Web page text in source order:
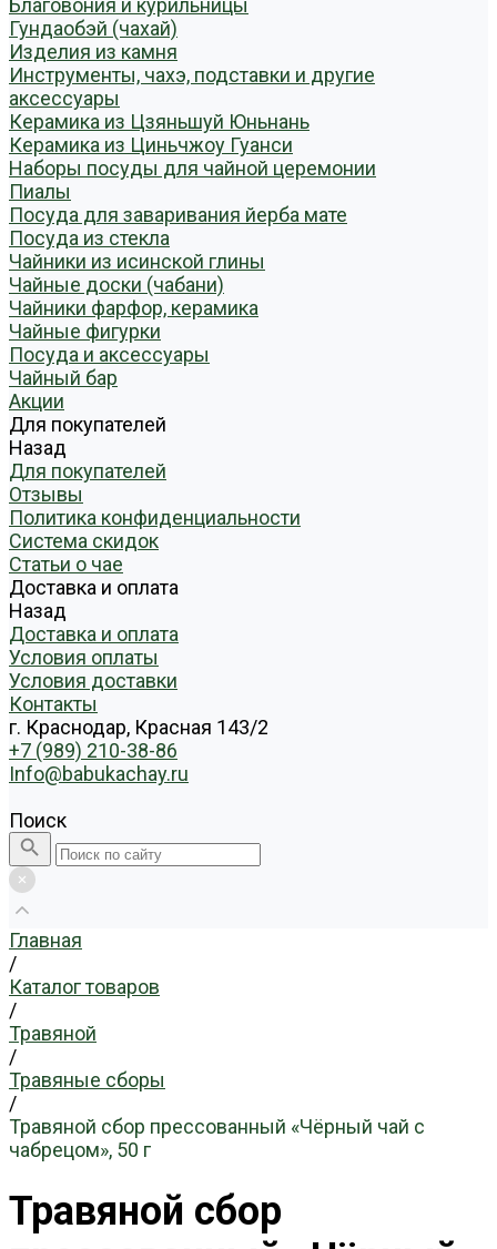
Благовония и курильницы
Гундаобэй (чахай)
Изделия из камня
Инструменты, чахэ, подставки и другие
аксессуары
Керамика из Цзяньшуй Юньнань
Керамика из Циньчжоу Гуанси
Наборы посуды для чайной церемонии
Пиалы
Посуда для заваривания йерба мате
Посуда из стекла
Чайники из исинской глины
Чайные доски (чабани)
Чайники фарфор, керамика
Чайные фигурки
Посуда и аксессуары
Чайный бар
Акции
Для покупателей
Назад
Для покупателей
Отзывы
Политика конфиденциальности
Система скидок
Статьи о чае
Доставка и оплата
Назад
Доставка и оплата
Условия оплаты
Условия доставки
Контакты
г. Краснодар, Красная 143/2
+7 (989) 210-38-86
Info@babukachay.ru
Поиск
Главная
/
Каталог товаров
/
Травяной
/
Травяные сборы
/
Травяной сбор прессованный «Чёрный чай с
чабрецом», 50 г
Травяной сбор